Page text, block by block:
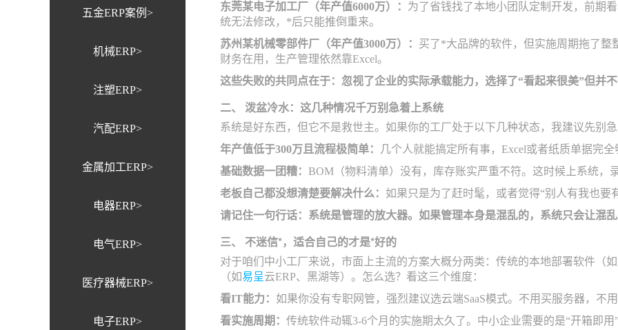
五金ERP案例>
机械ERP>
注塑ERP>
汽配ERP>
金属加工ERP>
电器ERP>
电气ERP>
医疗器械ERP>
电子ERP>
东莞某电子加工厂（年产值6000万）： 为了省钱找了本地小团队定制开发，前期
统无法修改，*后只能推倒重来。
苏州某机械零部件厂（年产值3000万）： 买了*大品牌的软件，但实施周期拖了
财务在用，生产管理依然靠Excel。
这些失败的共同点在于：忽视了企业的实际承载能力，选择了“看起来很美”但并不
二、 泼盆冷水：这几种情况千万别急着上系统
系统是好东西，但它不是救世主。如果你的工厂处于以下几种状态，我建议先别
年产值低于300万且流程极简单：
几个人就能搞定所有事，Excel或者纸质单据完
基础数据一团糟： BOM（物料清单）没有，库存账实严重不符。这时候上系统，
老板自己都没想清楚要解决什么： 如果只是为了赶时髦，或者觉得“别人有我也要
请记住一句行话：系统是管理的放大器。如果管理本身是混乱的，系统只会让混乱
三、 不迷信*，适合自己的才是*好的
对于咱们中小工厂来说，市面上主流的方案大概分两类：传统的本地部署软件（
（如易呈云ERP、黑湖等）。怎么选？看这三个维度：
看IT能力： 如果你没有专职网管，强烈建议选云端SaaS模式。不用买服务器，不
看实施周期： 传统软件动辄3-6个月的实施期太久了。中小企业需要的是“开箱即用